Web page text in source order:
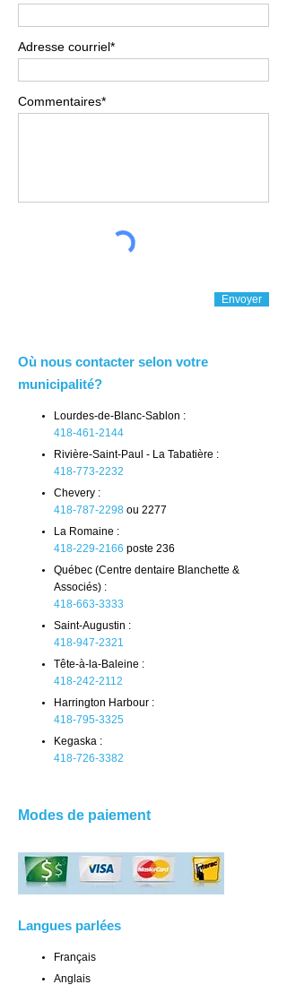
Adresse courriel*
Commentaires*
Envoyer
Où nous contacter selon votre
municipalité?
Lourdes-de-Blanc-Sablon :
418-461-2144
Rivière-Saint-Paul - La Tabatière :
418-773-2232
Chevery :
418-787-2298 ou 2277
La Romaine :
418-229-2166 poste 236
Québec (Centre dentaire Blanchette &
Associés) :
418-663-3333
Saint-Augustin :
418-947-2321
Tête-à-la-Baleine :
418-242-2112
Harrington Harbour :
418-795-3325
Kegaska :
418-726-3382
Modes de paiement
Langues parlées
Français
Anglais